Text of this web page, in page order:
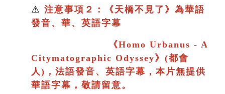
⚠️ 注意事項２： 《天橋不見了 》 為華語
發音、華、英語字幕
《Homo Urbanus - A
Citymatographic Odyssey》(都會
人)，法語發音、英語字幕，本片無提供
華語字幕，敬請留意。